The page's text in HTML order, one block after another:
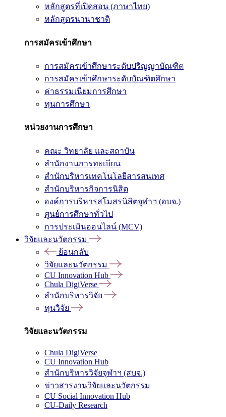
หลักสูตรที่เปิดสอน (ภาษาไทย)
หลักสูตรนานาชาติ
การสมัครเข้าศึกษา
การสมัครเข้าศึกษาระดับปริญญาบัณฑิต
การสมัครเข้าศึกษาระดับบัณฑิตศึกษา
ค่าธรรมเนียมการศึกษา
ทุนการศึกษา
หน่วยงานการศึกษา
คณะ วิทยาลัย และสถาบัน
สำนักงานการทะเบียน
สำนักบริหารเทคโนโลยีสารสนเทศ
สำนักบริหารกิจการนิสิต
องค์การบริหารสโมสรนิสิตจุฬาฯ (อบจ.)
ศูนย์การศึกษาทั่วไป
การประเมินออนไลน์ (MCV)
วิจัยและนวัตกรรม
ย้อนกลับ
วิจัยและนวัตกรรม
CU Innovation Hub
Chula DigiVerse
สำนักบริหารวิจัย
ทุนวิจัย
วิจัยและนวัตกรรม
Chula DigiVerse
CU Innovation Hub
สำนักบริหารวิจัยจุฬาฯ (สบจ.)
ข่าวสารงานวิจัยและนวัตกรรม
CU Social Innovation Hub
CU-Daily Research